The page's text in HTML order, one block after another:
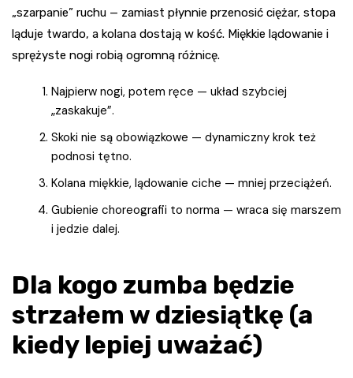
„szarpanie” ruchu — zamiast płynnie przenosić ciężar, stopa
ląduje twardo, a kolana dostają w kość. Miękkie lądowanie i
sprężyste nogi robią ogromną różnicę.
Najpierw nogi, potem ręce — układ szybciej
„zaskakuje”.
Skoki nie są obowiązkowe — dynamiczny krok też
podnosi tętno.
Kolana miękkie, lądowanie ciche — mniej przeciążeń.
Gubienie choreografii to norma — wraca się marszem
i jedzie dalej.
Dla kogo zumba będzie
strzałem w dziesiątkę (a
kiedy lepiej uważać)